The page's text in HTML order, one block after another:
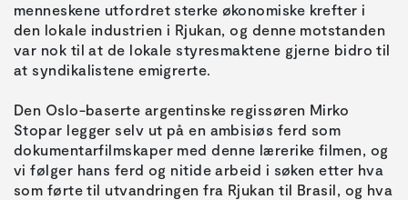
menneskene utfordret sterke økonomiske krefter i
den lokale industrien i Rjukan, og denne motstanden
var nok til at de lokale styresmaktene gjerne bidro til
at syndikalistene emigrerte.
Den Oslo-baserte argentinske regissøren Mirko
Stopar legger selv ut på en ambisiøs ferd som
dokumentarfilmskaper med denne lærerike filmen, og
vi følger hans ferd og nitide arbeid i søken etter hva
som førte til utvandringen fra Rjukan til Brasil, og hva